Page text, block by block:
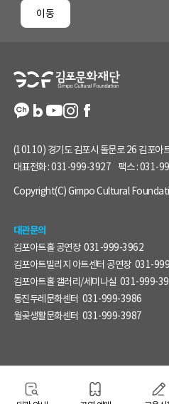
이동
(10110) 경기도 김포시 돌문로 26 김포아
대표전화 :031-999-3927 팩스 :031-
Copyright(C) Gimpo Cultural
대관문의
김포아트홀 공연장 031-999-3962
김포아트빌리지 아트센터 공연장 031-
김포아트홀 갤러리/세미나실 031-999-
통진두레문화센터 031-999-3986
월곶생활문화센터 031-999-3987